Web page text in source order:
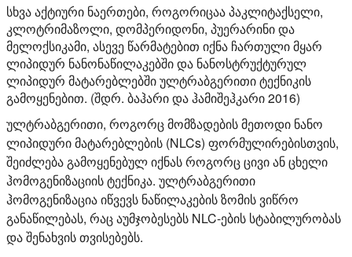
სხვა აქტიური ნაერთები, როგორიცაა პაკლიტაქსელი,
კლოტრიმაზოლი, დომპერიდონი, პუერარინი და
მელოქსიკამი, ასევე წარმატებით იქნა ჩართული მყარ
ლიპიდურ ნანონაწილაკებში და ნანოსტრუქტურულ
ლიპიდურ მატარებლებში ულტრაბგერითი ტექნიკის
გამოყენებით. (შდრ. ბაჰარი და ჰამიშეჰკარი 2016)
ულტრაბგერითი, როგორც მომზადების მეთოდი ნანო
ლიპიდური მატარებლების (NLCs) ფორმულირებისთვის,
შეიძლება გამოყენებულ იქნას როგორც ცივი ან ცხელი
ჰომოგენიზაციის ტექნიკა. ულტრაბგერითი
ჰომოგენიზაცია იწვევს ნაწილაკების ზომის ვიწრო
განაწილებას, რაც აუმჯობესებს NLC-ების სტაბილურობას
და შენახვის თვისებებს.